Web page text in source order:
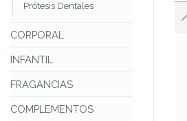
Prótesis Dentales
CORPORAL
INFANTIL
FRAGANCIAS
COMPLEMENTOS